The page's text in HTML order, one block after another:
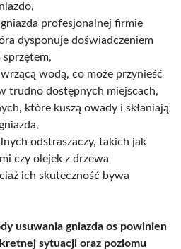
profesjonalnej firmie
dysponuje doświadczeniem
wodą, co może przynieść
trudno dostępnych miejscach,
które kuszą owady i skłaniają
odstraszaczy, takich jak
czy olejek z drzewa
ich skuteczność bywa
usuwania gniazda os powinien
sytuacji oraz poziomu